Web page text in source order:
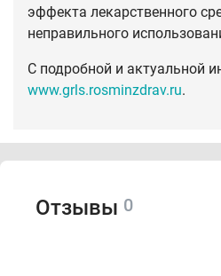
эффекта лекарственного
неправильного
С подробной и актуальной
www.grls.rosminzdrav.ru.
Отзывы 0